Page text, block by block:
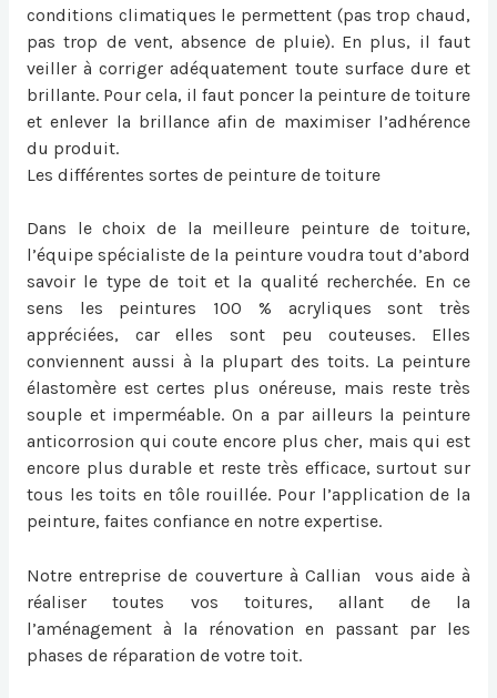
conditions climatiques le permettent (pas trop chaud,
pas trop de vent, absence de pluie). En plus, il faut
veiller à corriger adéquatement toute surface dure et
brillante. Pour cela, il faut poncer la peinture de toiture
et enlever la brillance afin de maximiser l’adhérence
du produit.
Les différentes sortes de peinture de toiture
Dans le choix de la meilleure peinture de toiture,
l’équipe spécialiste de la peinture voudra tout d’abord
savoir le type de toit et la qualité recherchée. En ce
sens les peintures 100 % acryliques sont très
appréciées, car elles sont peu couteuses. Elles
conviennent aussi à la plupart des toits. La peinture
élastomère est certes plus onéreuse, mais reste très
souple et imperméable. On a par ailleurs la peinture
anticorrosion qui coute encore plus cher, mais qui est
encore plus durable et reste très efficace, surtout sur
tous les toits en tôle rouillée. Pour l’application de la
peinture, faites confiance en notre expertise.
Notre entreprise de couverture à Callian vous aide à
réaliser toutes vos toitures, allant de la
l’aménagement à la rénovation en passant par les
phases de réparation de votre toit.